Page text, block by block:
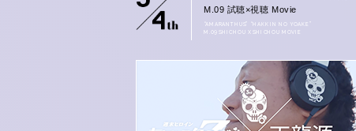
M.09 試聴×視聴 Movie
“AMARANTHUS” “HAKKIN NO YOAKE”
M.09 SHICHOU X SHICHOU MOVIE